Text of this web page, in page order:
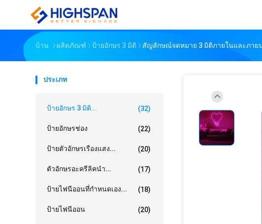
บ้าน ผลิตภัณฑ์ ป้ายอักษร 3 มิติ สัญลักษณ์จดหมาย 3 มิติภายในและภายน
ประเภท
ป้ายอักษร 3 มิติ... (32)
ป้ายอักษรช่อง (22)
ป้ายตัวอักษรเรืองแสง... (20)
ตัวอักษรอะครีลิคนำ... (17)
ป้ายไฟนีออนที่กำหนดเอง... (18)
ป้ายไฟนีออน (20)